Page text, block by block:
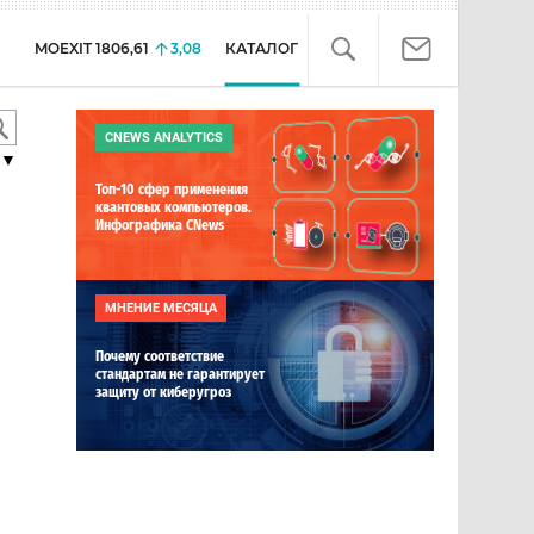
MOEXIT 1806,61 3,08 КАТАЛОГ
CNEWS ANALYTICS
Топ-10 сфер применения
квантовых компьютеров.
Инфографика CNews
МНЕНИЕ МЕСЯЦА
Почему соответствие
стандартам не гарантирует
защиту от киберугроз